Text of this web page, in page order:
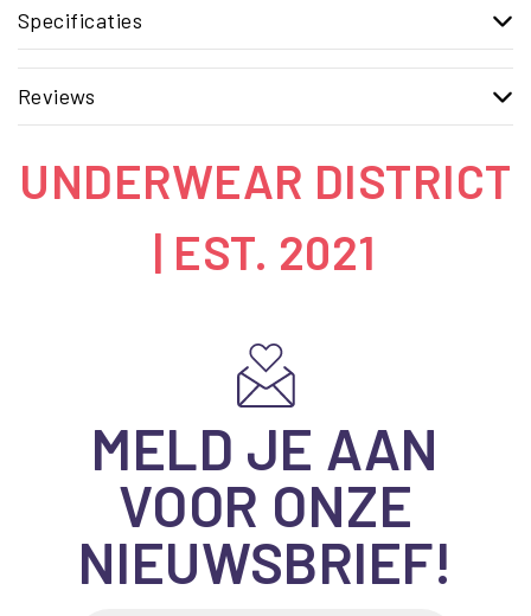
Specificaties
Reviews
UNDERWEAR DISTRICT
| EST. 2021
MELD JE AAN
VOOR ONZE
NIEUWSBRIEF!